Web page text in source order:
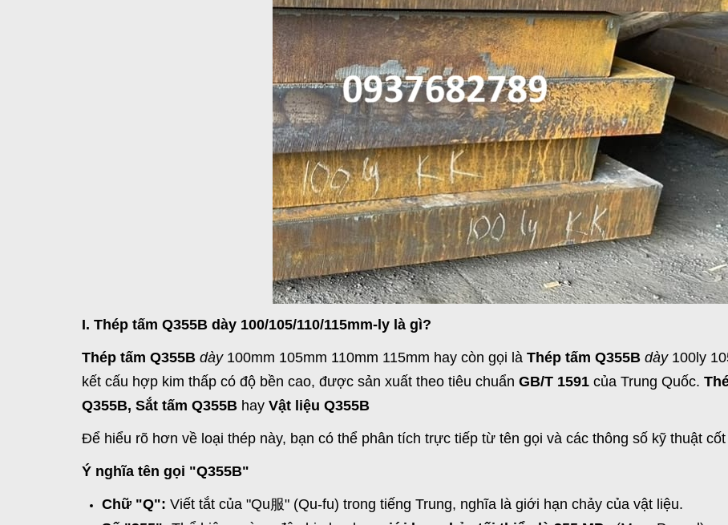
I. Thép tấm Q355B dày 100/105/110/115mm-ly là gì?
Thép tấm Q355B dày100mm 105mm 110mm 115mm hay còn gọi là Thép tấm Q355B dày100ly
kết cấu hợp kim thấp có độ bền cao, được sản xuất theo tiêu chuẩn GB/T 1591 của Trung Quốc.
Q355B, Sắt tấm Q355B hay Vật liệu Q355B
Để hiểu rõ hơn về loại thép này, bạn có thể phân tích trực tiếp từ tên gọi và các thông số kỹ thuật cốt
Ý nghĩa tên gọi "Q355B"
Chữ "Q": Viết tắt của "Qu服" (Qu-fu) trong tiếng Trung, nghĩa là giới hạn chảy của vật liệu.